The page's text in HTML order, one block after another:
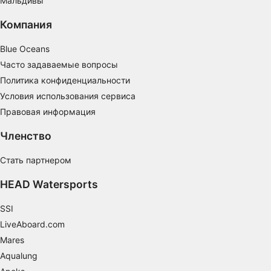
Компания
Blue Oceans
Часто задаваемые вопросы
Политика конфиденциальности
Условия использования сервиса
Правовая информация
Членство
Стать партнером
HEAD Watersports
SSI
LiveAboard.com
Mares
Aqualung
статистики или комбинации данных из
Использование ограниченных данных для
выбора контента
Специальные возможности IAB:
Использование точных данных геолокации
Идентификация устройств на основе
активно запрашиваемой информации
Цели обработки, не относящиеся к МВА:
Производительность
функциональная